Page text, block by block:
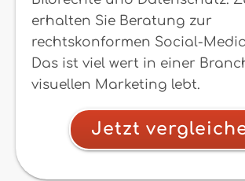
erhalten Sie Beratung zur
rechtskonformen Social-
Das ist viel wert in einer
visuellen Marketing lebt.
Jetzt